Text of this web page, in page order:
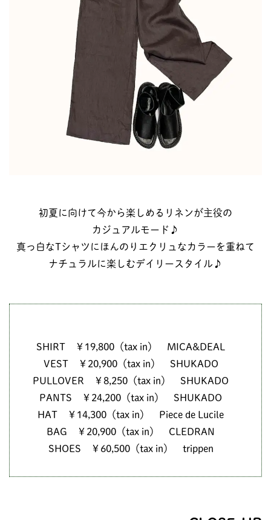
初夏に向けて今から楽しめるリネンが主役の
カジュアルモード♪
真っ白なTシャツにほんのりエクリュなカラーを重ねて
ナチュラルに楽しむデイリースタイル♪
SHIRT ￥19,800（tax in） MICA&DEAL
VEST ￥20,900（tax in） SHUKADO
PULLOVER ￥8,250（tax in） SHUKADO
PANTS ￥24,200（tax in） SHUKADO
HAT ￥14,300（tax in） Piece de Lucile
BAG ￥20,900（tax in） CLEDRAN
SHOES ￥60,500（tax in） trippen